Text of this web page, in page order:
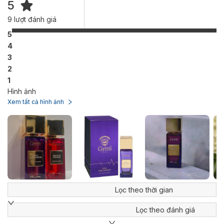
5
9 lượt đánh giá
5
4
3
2
1
Hình ảnh
Xem tất cả hình ảnh
Lọc theo thời gian
Lọc theo đánh giá